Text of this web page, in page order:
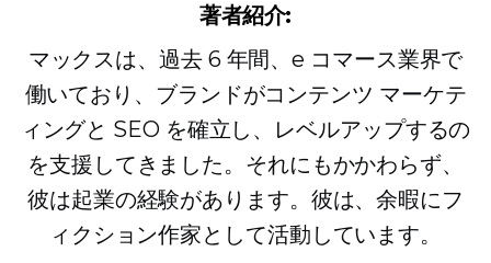
著者紹介:
マックスは、過去 6 年間、e コマース業界で
働いており、ブランドがコンテンツ マーケテ
ィングと SEO を確立し、レベルアップするの
を支援してきました。それにもかかわらず、
彼は起業の経験があります。彼は、余暇にフ
ィクション作家として活動しています。